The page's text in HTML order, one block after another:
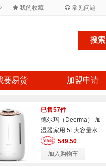
我的收藏 常见问题
搜索
要易货 加盟申请
已售57件
德尔玛（Deerma） 加
湿器家用 5L大容量水箱
定时触控大雾量
549.50
加入购物车